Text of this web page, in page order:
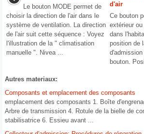
Le bouton MODE permet de
choisir la direction de l'air dans le
système de ventilation. La direction
de l'air suit cette séquence : Voyez
l'illustration de la " climatisation
manuelle ". Nivea ...
d'air
Ce bouton
extérieur
dans
position de
bouton.
Autres materiaux:
Composants et emplacement des composants
emplacement des composants 1. Boîte
Arbre de transmission 4. Rotule de la bielle de
stabilisatrice 6. Essieu avant ...